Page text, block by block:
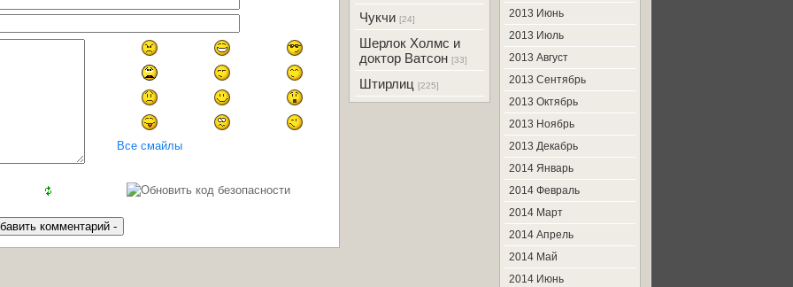
Все смайлы
Чукчи [24]
Шерлок Холмс и
доктор Ватсон [33]
Штирлиц [225]
2013 Июнь
2013 Июль
2013 Август
2013 Сентябрь
2013 Октябрь
2013 Ноябрь
2013 Декабрь
2014 Январь
2014 Февраль
2014 Март
2014 Апрель
2014 Май
2014 Июнь